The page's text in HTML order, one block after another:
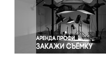
Спорт
Экология
Экономика и бизнес